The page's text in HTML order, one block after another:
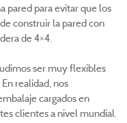
pared para evitar que los
construir la pared con
de 4×4.
ser muy flexibles
realidad, nos
cargados en
clientes a nivel mundial.